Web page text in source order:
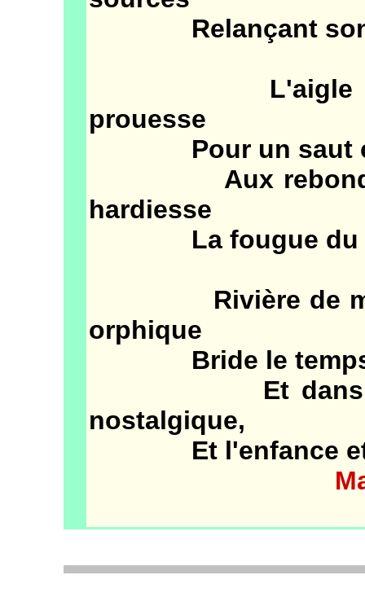
Relançant son
L'aigle prêtait
prouesse
Pour un saut
Aux rebonds
hardiesse
La fougue du
Rivière de mes
orphique
Bride le temps
Et dans mon
nostalgique,
Et l'enfance et